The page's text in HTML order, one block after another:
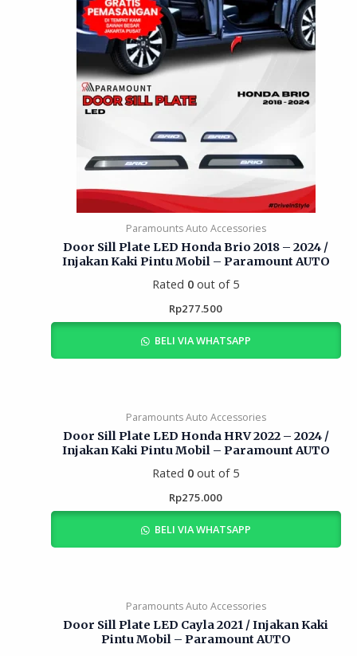
Paramounts Auto Accessories
Door Sill Plate LED Honda Brio 2018 – 2024 /
Injakan Kaki Pintu Mobil – Paramount AUTO
Rated 0 out of 5
Rp277.500
BELI VIA WHATSAPP
Paramounts Auto Accessories
Door Sill Plate LED Honda HRV 2022 – 2024 /
Injakan Kaki Pintu Mobil – Paramount AUTO
Rated 0 out of 5
Rp275.000
BELI VIA WHATSAPP
Paramounts Auto Accessories
Door Sill Plate LED Cayla 2021 / Injakan Kaki
Pintu Mobil – Paramount AUTO